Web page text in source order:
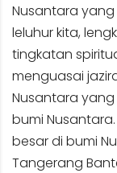
Nusantara
leluhur kita,
tingkatan
menguasai
Nusantara
bumi
besar di bumi
Tangerang